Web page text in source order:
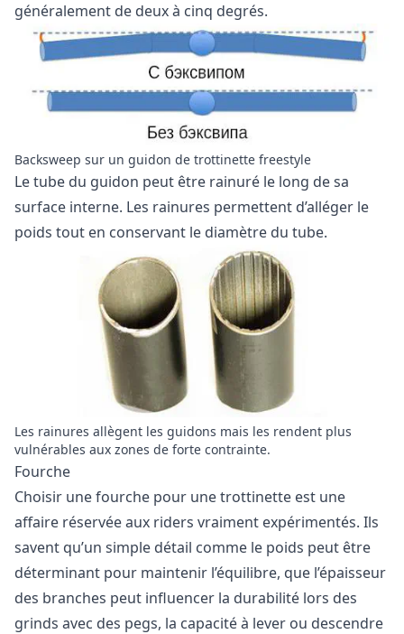
généralement de deux à cinq degrés.
Backsweep sur un guidon de trottinette freestyle
Le tube du guidon peut être rainuré le long de sa
surface interne. Les rainures permettent d’alléger le
poids tout en conservant le diamètre du tube.
Les rainures allègent les guidons mais les rendent plus
vulnérables aux zones de forte contrainte.
Fourche
Choisir une fourche pour une trottinette est une
affaire réservée aux riders vraiment expérimentés. Ils
savent qu’un simple détail comme le poids peut être
déterminant pour maintenir l’équilibre, que l’épaisseur
des branches peut influencer la durabilité lors des
grinds avec des pegs, la capacité à lever ou descendre